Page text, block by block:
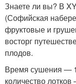
Знаете ли вы? В
(Софийская
фруктовые и
восторг
плодов.
Время сушения —
количество